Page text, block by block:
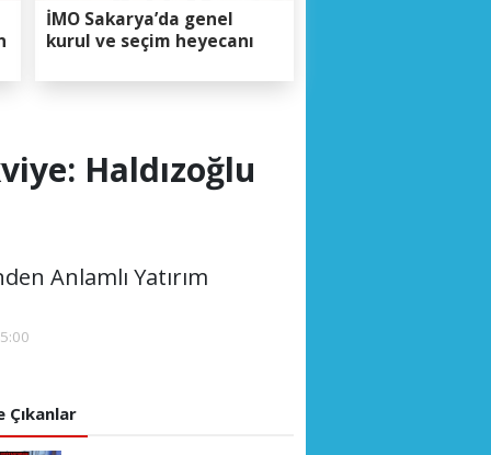
İMO Sakarya’da genel
kurul ve seçim heyecanı
Haldızoğlu
Anlamlı Yatırım
Çıkanlar